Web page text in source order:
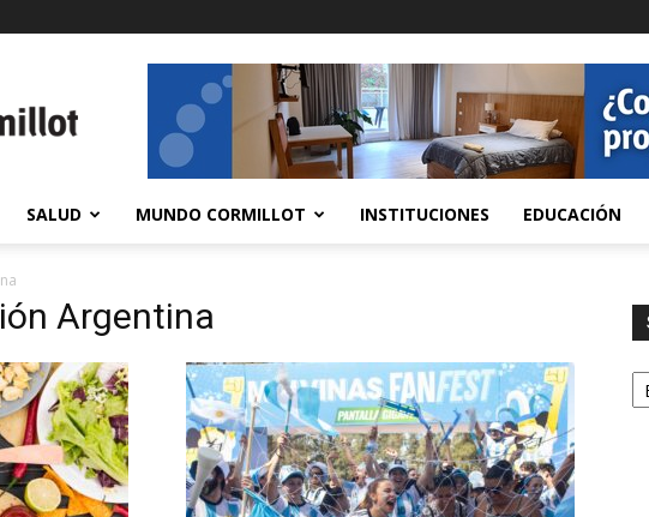
SALUD MUNDO CORMILLOT INSTITUCIONES EDUCACIÓN
Argentina